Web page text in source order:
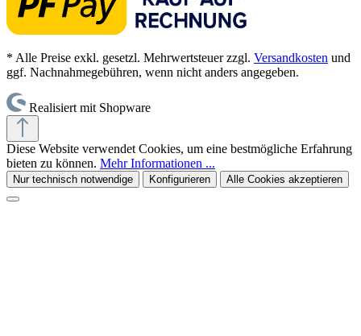
* Alle Preise exkl. gesetzl. Mehrwertsteuer zzgl. Versandkosten und
ggf. Nachnahmegebühren, wenn nicht anders angegeben.
Realisiert mit Shopware
Diese Website verwendet Cookies, um eine bestmögliche Erfahrung
bieten zu können. Mehr Informationen ...
Nur technisch notwendige Konfigurieren Alle Cookies akzeptieren